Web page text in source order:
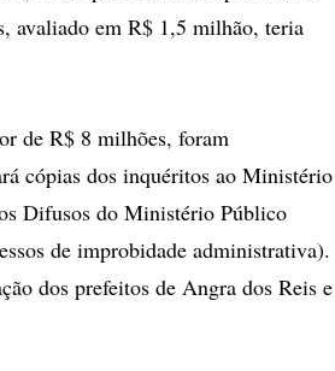
avaliado em R$ 1,5 milhão, teria
de R$ 8 milhões, foram
cópias dos inquéritos ao Ministério
Difusos do Ministério Público
de improbidade administrativa).
dos prefeitos de Angra dos Reis e